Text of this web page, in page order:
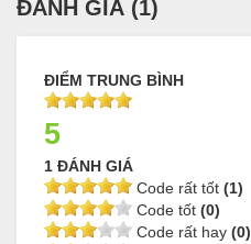
ĐÁNH GIÁ (1)
ĐIỂM TRUNG BÌNH
5
1 ĐÁNH GIÁ
Code rất tốt (1)
Code tốt (0)
Code rất hay (0)